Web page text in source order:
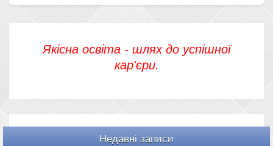
Якісна освіта - шлях до успішної
кар'єри.
Недавні записи